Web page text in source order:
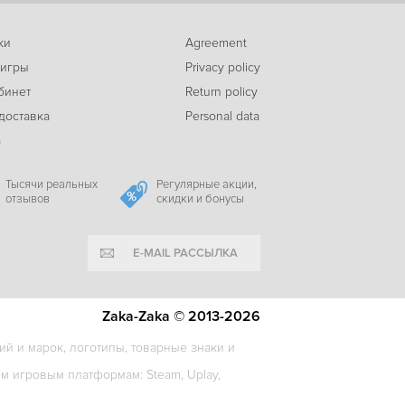
Agreement
Privacy policy
Return policy
Personal data
Тысячи реальных
отзывов
Регулярные акции,
скидки и бонусы
E-MAIL РАССЫЛКА
и марок, логотипы, товарные знаки и
игровым платформам: Steam, Uplay,
Zaka-Zaka © 2013-2026